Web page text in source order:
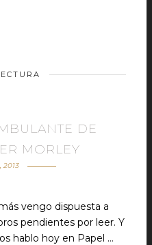
DE
MORLEY
2013
vengo dispuesta a
pendientes por leer. Y
hablo hoy en Papel …